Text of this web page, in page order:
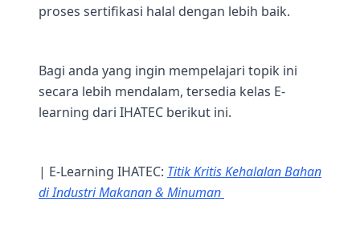
proses sertifikasi halal dengan lebih baik.
Bagi anda yang ingin mempelajari topik ini
secara lebih mendalam, tersedia kelas E-
learning dari IHATEC berikut ini.
| E-Learning IHATEC: Titik Kritis Kehalalan Bahan
di Industri Makanan & Minuman